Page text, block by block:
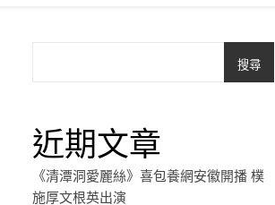
搜尋
近期文章
《清潭洞愛麗絲》喜包養網安徽開播 樸
施厚文根英出演